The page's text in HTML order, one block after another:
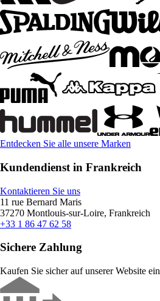
Entdecken Sie alle unsere Marken
Kundendienst in Frankreich
Kontaktieren Sie uns
11 rue Bernard Maris
37270 Montlouis-sur-Loire, Frankreich
+33 1 86 47 62 58
Sichere Zahlung
Kaufen Sie sicher auf unserer Website ein